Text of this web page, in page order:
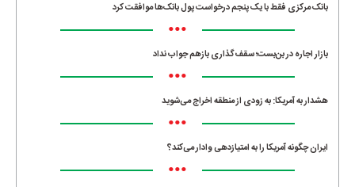
بانک مرکزی فقط با یک‌ پنجم درخواست پول بانک‌ها موافقت کرد
•••
بازار اجاره در بن‌بست؛ سقف‌گذاری بازهم جواب نداد
•••
هشدار به آمریکا: به زودی از منطقه اخراج می‌شوید
•••
ایران چگونه آمریکا را به امتیازدهی وادار می‌کند؟
•••